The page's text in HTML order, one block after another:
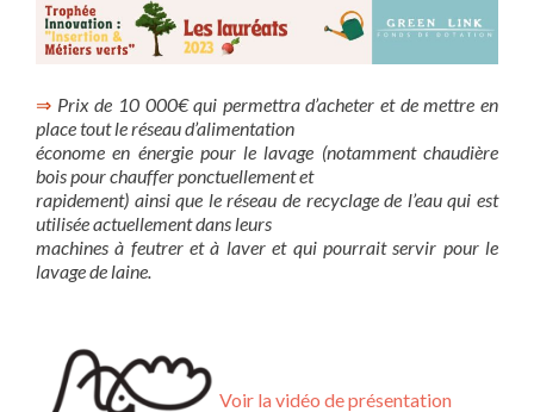
⇒ Prix de 10 000€ qui permettra d’acheter et de mettre en
place tout le réseau d’alimentation
économe en énergie pour le lavage (notamment chaudière
bois pour chauffer ponctuellement et
rapidement) ainsi que le réseau de recyclage de l’eau qui est
utilisée actuellement dans leurs
machines à feutrer et à laver et qui pourrait servir pour le
lavage de laine.
Voir la vidéo de présentation